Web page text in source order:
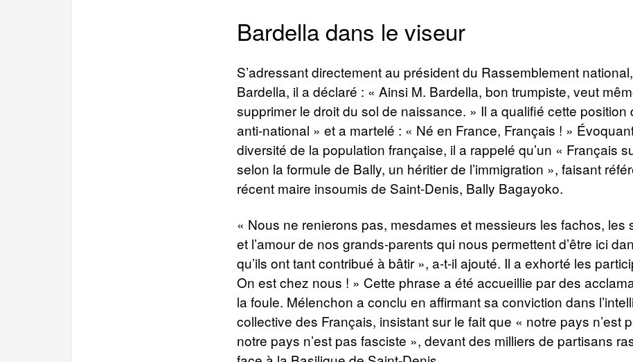
Bardella dans le viseur
S’adressant directement au président du Rassemblement
Bardella, il a déclaré : « Ainsi M. Bardella, bon trumpiste, veut
supprimer le droit du sol de naissance. » Il a qualifié cette position
anti-national » et a martelé : « Né en France, Français ! »
diversité de la population française, il a rappelé qu’un « Français
selon la formule de Bally, un héritier de l’immigration », faisant
récent maire insoumis de Saint-Denis, Bally Bagayoko.
« Nous ne renierons pas, mesdames et messieurs les fachos, les
et l’amour de nos grands-parents qui nous permettent d’être ici
qu’ils ont tant contribué à bâtir », a-t-il ajouté. Il a exhorté les
On est chez nous ! » Cette phrase a été accueillie par des
la foule. Mélenchon a conclu en affirmant sa conviction dans
collective des Français, insistant sur le fait que « notre pays n’est
notre pays n’est pas fasciste », devant des milliers de partisans